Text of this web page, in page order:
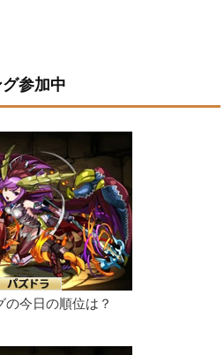
参加中
の今日の順位は？